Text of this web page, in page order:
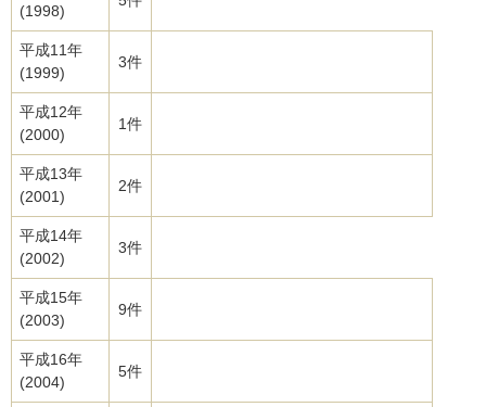
(1998)
平成11年
(1999)
3件
平成12年
(2000)
1件
平成13年
(2001)
2件
平成14年
(2002)
3件
平成15年
(2003)
9件
平成16年
(2004)
5件